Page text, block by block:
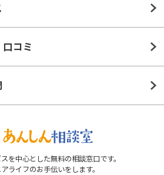
コミ
を中心とした無料の相談窓口です。
ライフのお手伝いをします。